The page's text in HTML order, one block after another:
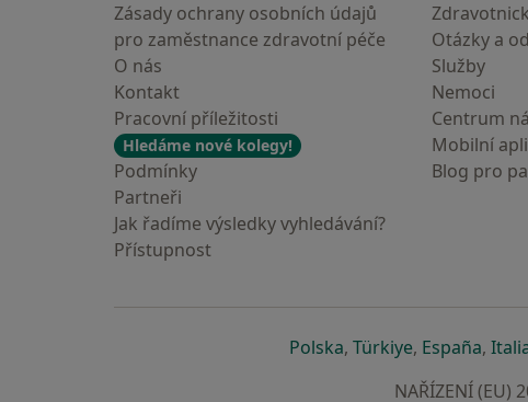
Zásady ochrany osobních údajů
pro zaměstnance zdravotní péče
O nás
Kontakt
Pracovní příležitosti
Hledáme nové kolegy!
Podmínky
Partneři
Jak řadíme výsledky vyhledávání?
Přístupnost
Otázky a
Služby
Nemoci
Centrum
Mobilní
Blog pro
Polskase otevře v nové
, Türkiyese otevře v
, Españase
,
NAŘÍZENÍ (EU)